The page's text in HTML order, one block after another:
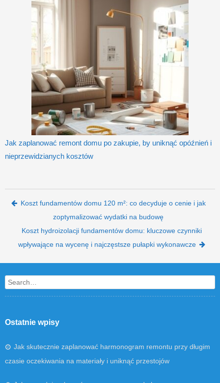
Jak zaplanować remont domu po zakupie, by uniknąć opóźnień i
nieprzewidzianych kosztów
Post navigation
Koszt fundamentów domu 120 m²: co decyduje o cenie i jak
zoptymalizować wydatki na budowę
Koszt hydroizolacji fundamentów domu: kluczowe czynniki
wpływające na wycenę i najczęstsze pułapki wykonawcze
Search
Ostatnie wpisy
Jak skutecznie zaplanować harmonogram remontu przy długim
czasie oczekiwania na materiały i uniknąć przestojów